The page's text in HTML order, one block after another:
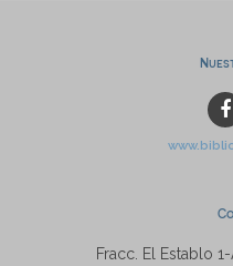
Fracc. El Establo